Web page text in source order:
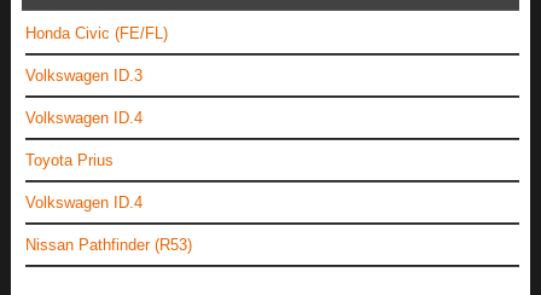
Honda Civic (FE/FL)
Volkswagen ID.3
Volkswagen ID.4
Toyota Prius
Volkswagen ID.4
Nissan Pathfinder (R53)